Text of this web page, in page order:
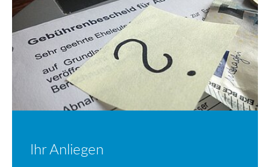
Ihr Anliegen